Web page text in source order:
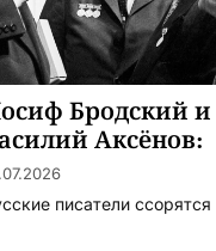
Бродский и
Аксёнов:
забег с
писатели ссорятся